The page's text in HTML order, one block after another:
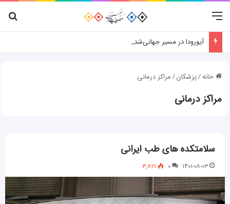
منو
آیورودا در مسیر جهانی‌شدن؛ نقش پژوهش، فناوری و شواهد علمی
خانه/پزشکان/مراکز درمانی
مراکز درمانی
سلامتکده های طب ایرانی
۱۴۰۱-۰۸-۰۳ ۰ ۳,۸۲۱